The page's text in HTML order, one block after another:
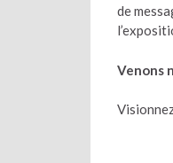
de
Venons